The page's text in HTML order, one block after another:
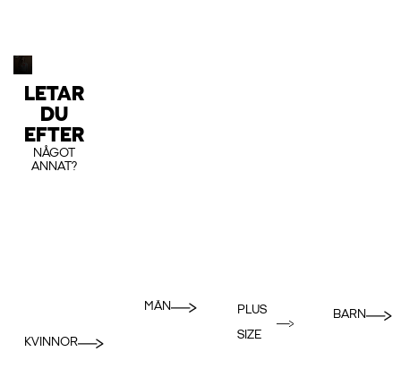
LETAR
DU
EFTER
NÅGOT
ANNAT?
KVINNOR
MÄN
PLUS
SIZE
BARN